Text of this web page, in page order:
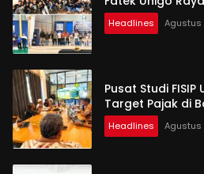
Headlines Agustus
Pusat Studi
Target Pajak di
Headlines Agustus